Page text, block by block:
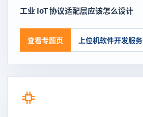
工业 IoT 协议适配层应该怎么设计
查看专题页 上位机软件开发服务